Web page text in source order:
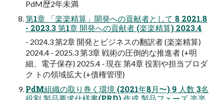
PdM歴2年未満
第1章 「楽楽精算」開発への貢献者として 8 2021.8
- 2023.3 第1章 開発への貢献者 (楽楽精算) 2023.4
- 2024.3 第2章 開発とビジネスの翻訳者 (楽楽精算)
2024.4 - 2025.3 第3章 戦術の圧倒的な推進者 (+明
細、電子保存) 2025.4 - 現在 第4章 役割や担当プロダ
ク トの領域拡大 (+債権管理)
PdM組織の取り巻く環境 (2021年8月〜) 9 人数 3名